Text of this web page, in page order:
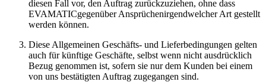
diesen Fall vor, den Auftrag zurückzuziehen, ohne dass
EVAMATICgegenüber Ansprüchenirgendwelcher Art gestellt
werden können.
Diese Allgemeinen Geschäfts- und Lieferbedingungen gelten
auch für künftige Geschäfte, selbst wenn nicht ausdrücklich
Bezug genommen ist, sofern sie nur dem Kunden bei einem
von uns bestätigten Auftrag zugegangen sind.